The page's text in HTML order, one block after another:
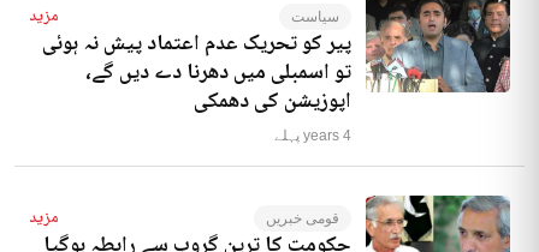
سیاست مزید
پیر کو تحریک عدم اعتماد پیش نہ ہوئی
تو اسمبلی میں دھرنا دے دیں گے،
اپوزیشن کی دھمکی
4 years پہلے
قومی خبریں مزید